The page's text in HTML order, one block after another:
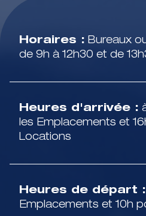
Horaires : Bureaux
de 9h à 12h30 et de
Heures d'arrivée :
les Emplacements et
Locations
Heures de départ :
Emplacements et 10h